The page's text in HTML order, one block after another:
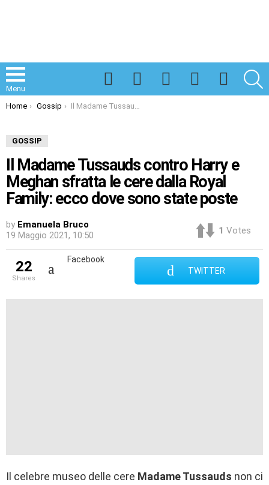
Menu
Facebook
Twitter
Instagram
Spotify
TikTok
You are here:
Home Gossip Il Madame Tussauds contro Harry e Meghan sfratta le cere dalla Royal Family: ecco dove sono state poste
GOSSIP
Il Madame Tussauds contro Harry e
Meghan sfratta le cere dalla Royal
Family: ecco dove sono state poste
by Emanuela Bruco
19 Maggio 2021, 10:50
1 Votes
22
shares
Facebook
TWITTER
Il celebre museo delle cere Madame Tussauds non ci